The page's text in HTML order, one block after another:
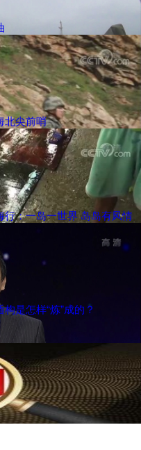
北尖前哨
行：一岛一世界 岛岛有风情
是怎样“炼”成的？